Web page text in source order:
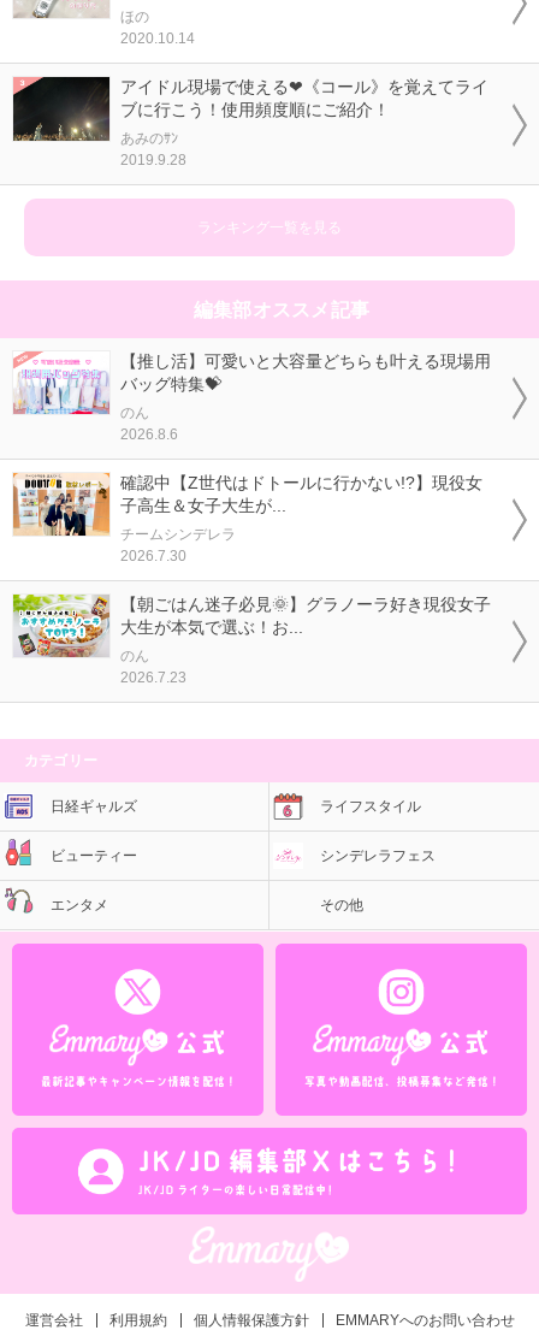
ほの
2020.10.14
アイドル現場で使える❤《コール》を覚えてライ
ブに行こう！使用頻度順にご紹介！
あみのｻﾝ
2019.9.28
ランキング一覧を見る
編集部オススメ記事
【推し活】可愛いと大容量どちらも叶える現場用
バッグ特集💝
のん
2026.8.6
確認中【Z世代はドトールに行かない!?】現役女
子高生＆女子大生が...
チームシンデレラ
2026.7.30
【朝ごはん迷子必見🌞】グラノーラ好き現役女子
大生が本気で選ぶ！お...
のん
2026.7.23
カテゴリー
日経ギャルズ ライフスタイル
ビューティー シンデレラフェス
エンタメ その他
運営会社 利用規約 個人情報保護方針 EMMARYへのお問い合わせ